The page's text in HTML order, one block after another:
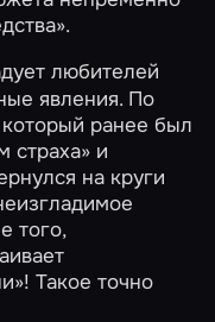
.
любителей
явления. По
который ранее был
страха» и
на круги
того,
! Такое точно